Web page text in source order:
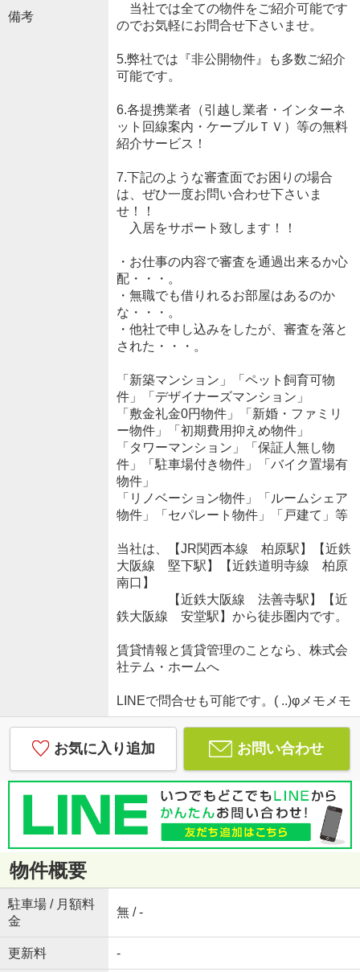
備考
当社では全ての物件をご紹介可能です
のでお気軽にお問合せ下さいませ。
5.弊社では『非公開物件』も多数ご紹介
可能です。
6.各提携業者（引越し業者・インターネ
ット回線案内・ケーブルＴＶ）等の無料
紹介サービス！
7.下記のような審査面でお困りの場合
は、ぜひ一度お問い合わせ下さいま
せ！！
入居をサポート致します！！
・お仕事の内容で審査を通過出来るか心
配・・・。
・無職でも借りれるお部屋はあるのか
な・・・。
・他社で申し込みをしたが、審査を落と
された・・・。
「新築マンション」「ペット飼育可物
件」「デザイナーズマンション」
「敷金礼金0円物件」「新婚・ファミリ
ー物件」「初期費用抑えめ物件」
「タワーマンション」「保証人無し物
件」「駐車場付き物件」「バイク置場有
物件」
「リノベーション物件」「ルームシェア
物件」「セパレート物件」「戸建て」等
当社は、【JR関西本線 柏原駅】【近鉄
大阪線 堅下駅】【近鉄道明寺線 柏原
南口】
【近鉄大阪線 法善寺駅】【近
鉄大阪線 安堂駅】から徒歩圏内です。
賃貸情報と賃貸管理のことなら、株式会
社テム・ホームへ
LINEで問合せも可能です。( ..)φメモメモ
お気に入り追加 お問い合わせ
物件概要
駐車場 / 月額料
金
無 / -
更新料 -